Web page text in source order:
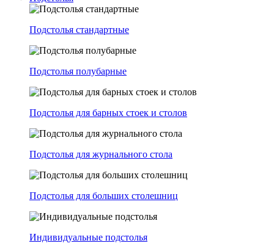
Подстолья стандартные
Подстолья полубарные
Подстолья для барных стоек и столов
Подстолья для журнального стола
Подстолья для больших столешниц
Индивидуальные подстолья